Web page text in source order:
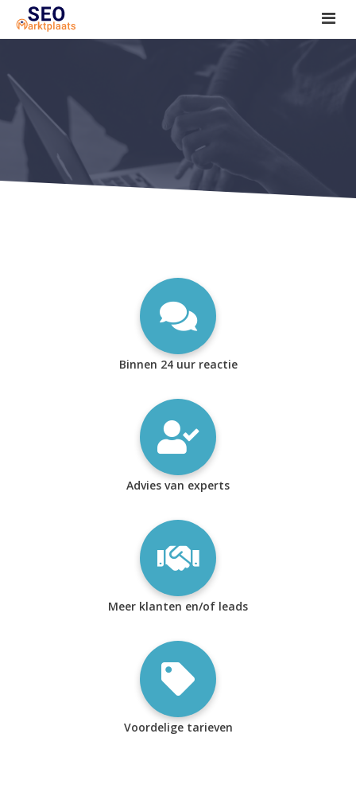
SEO tools reviews
Marketeer bij jou in de buurt?
Offerte
1. Seo voor beginners +
2. Onderzoeken +
Binnen 24 uur reactie
Advies van experts
Meer klanten en/of leads
Voordelige tarieven